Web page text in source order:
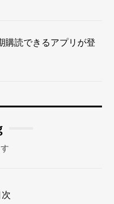
購読できるアプリが登